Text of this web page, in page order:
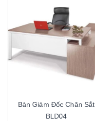
Bàn Giám Đốc Chân Sắt
BLD04